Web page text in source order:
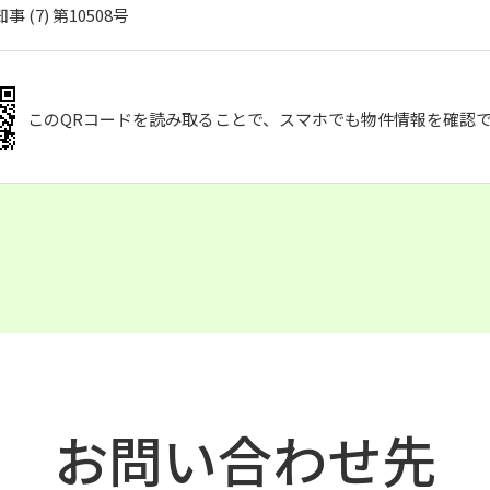
事 (7) 第10508号
このQRコードを読み取ることで、スマホでも物件情報を確認で
お問い合わせ先